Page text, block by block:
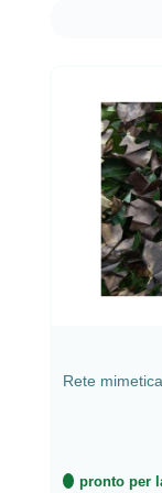
Salta la
Rete
pronto per